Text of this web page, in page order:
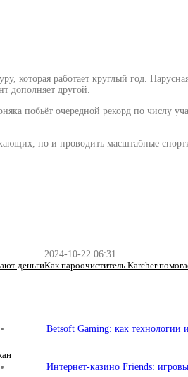
которая работает круглый год.
дополняет другой.
побьёт очередной рекорд по
но и проводить масштабные
деньги
2024-10-22 06:31
Как пароочиститель Karcher
Betsoft Gaming: как
Интернет-казино Friends: